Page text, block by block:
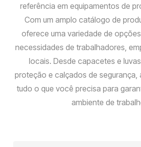
referência em equipamentos de
Com um amplo catálogo de
oferece uma variedade de
necessidades de trabalhadores,
locais. Desde capacetes e
proteção e calçados de segurança,
tudo o que você precisa para
ambiente de